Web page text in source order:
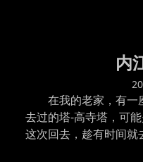
内
在我的老家，有一
去过的塔-高寺塔，可
这次回去，趁有时间就